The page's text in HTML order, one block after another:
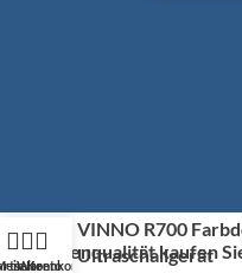
Markenqualität kaufen
Konto
Warenkorb
VINNO R700
Ultraschallgerät